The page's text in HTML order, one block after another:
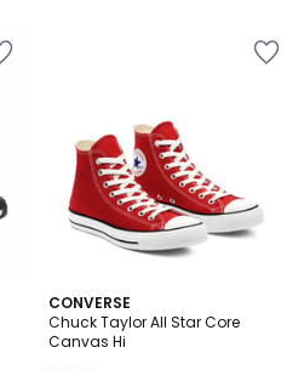
CONVERSE
Chuck Taylor All Star Core
Canvas Hi
4,9
/ 5